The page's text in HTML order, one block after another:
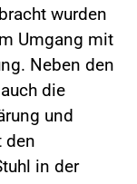
wurden
Umgang mit
Neben den
die
und
den
in der